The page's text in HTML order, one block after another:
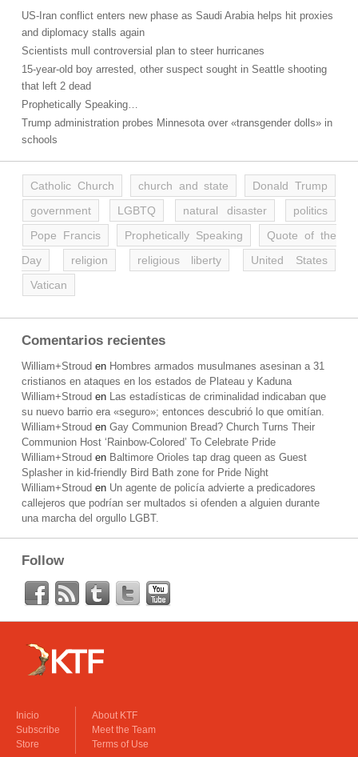
US-Iran conflict enters new phase as Saudi Arabia helps hit proxies
and diplomacy stalls again
Scientists mull controversial plan to steer hurricanes
15-year-old boy arrested, other suspect sought in Seattle shooting
that left 2 dead
Prophetically Speaking…
Trump administration probes Minnesota over «transgender dolls» in
schools
Catholic Church church and state
Donald Trump
government
LGBTQ natural disaster
politics
Pope Francis
Prophetically Speaking
Quote of the
Day
religion religious liberty
United States
Vatican
Comentarios recientes
William+Stroud en Hombres armados musulmanes asesinan a 31
cristianos en ataques en los estados de Plateau y Kaduna
William+Stroud en Las estadísticas de criminalidad indicaban que
su nuevo barrio era «seguro»; entonces descubrió lo que omitían.
William+Stroud en Gay Communion Bread? Church Turns Their
Communion Host ‘Rainbow-Colored’ To Celebrate Pride
William+Stroud en Baltimore Orioles tap drag queen as Guest
Splasher in kid-friendly Bird Bath zone for Pride Night
William+Stroud en Un agente de policía advierte a predicadores
callejeros que podrían ser multados si ofenden a alguien durante
una marcha del orgullo LGBT.
Follow
Inicio
Subscribe
Store
About KTF
Meet the Team
Terms of Use